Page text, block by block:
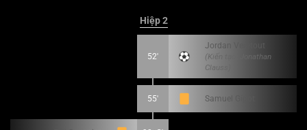
Hiệp 2
52'
Jordan Veretout
(Kiến tạo: Jonathan
Clauss)
55' Samuel Gigot